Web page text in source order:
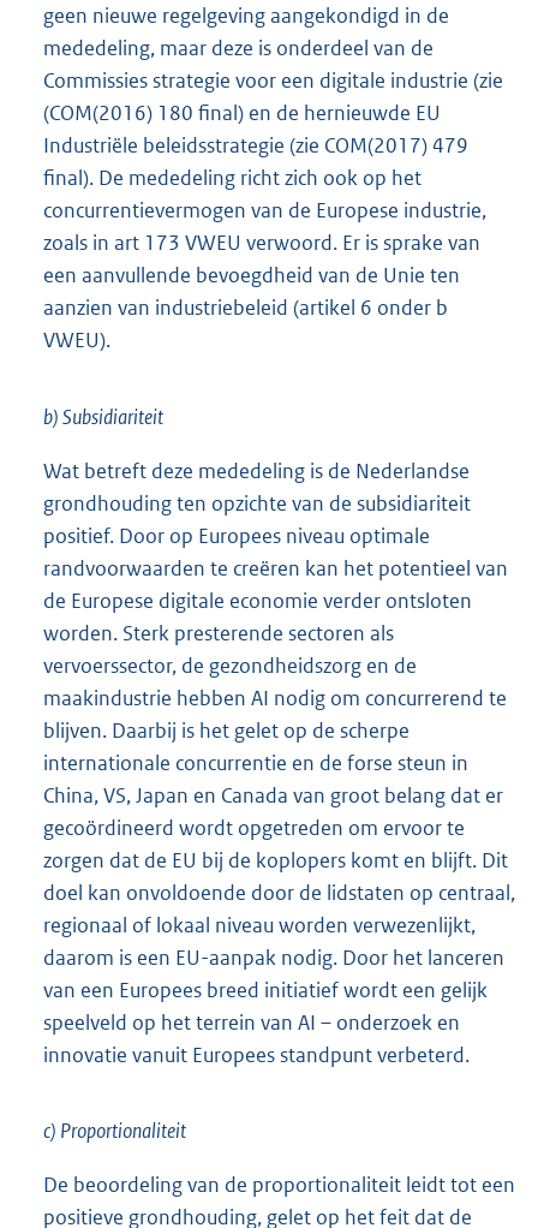
geen nieuwe regelgeving aangekondigd in de
mededeling, maar deze is onderdeel van de
Commissies strategie voor een digitale industrie (zie
(COM(2016) 180 final) en de hernieuwde EU
Industriële beleidsstrategie (zie COM(2017) 479
final). De mededeling richt zich ook op het
concurrentievermogen van de Europese industrie,
zoals in art 173 VWEU verwoord. Er is sprake van
een aanvullende bevoegdheid van de Unie ten
aanzien van industriebeleid (artikel 6 onder b
VWEU).
b) Subsidiariteit
Wat betreft deze mededeling is de Nederlandse
grondhouding ten opzichte van de subsidiariteit
positief. Door op Europees niveau optimale
randvoorwaarden te creëren kan het potentieel van
de Europese digitale economie verder ontsloten
worden. Sterk presterende sectoren als
vervoerssector, de gezondheidszorg en de
maakindustrie hebben AI nodig om concurrerend te
blijven. Daarbij is het gelet op de scherpe
internationale concurrentie en de forse steun in
China, VS, Japan en Canada van groot belang dat er
gecoördineerd wordt opgetreden om ervoor te
zorgen dat de EU bij de koplopers komt en blijft. Dit
doel kan onvoldoende door de lidstaten op centraal,
regionaal of lokaal niveau worden verwezenlijkt,
daarom is een EU-aanpak nodig. Door het lanceren
van een Europees breed initiatief wordt een gelijk
speelveld op het terrein van AI – onderzoek en
innovatie vanuit Europees standpunt verbeterd.
c) Proportionaliteit
De beoordeling van de proportionaliteit leidt tot een
positieve grondhouding, gelet op het feit dat de